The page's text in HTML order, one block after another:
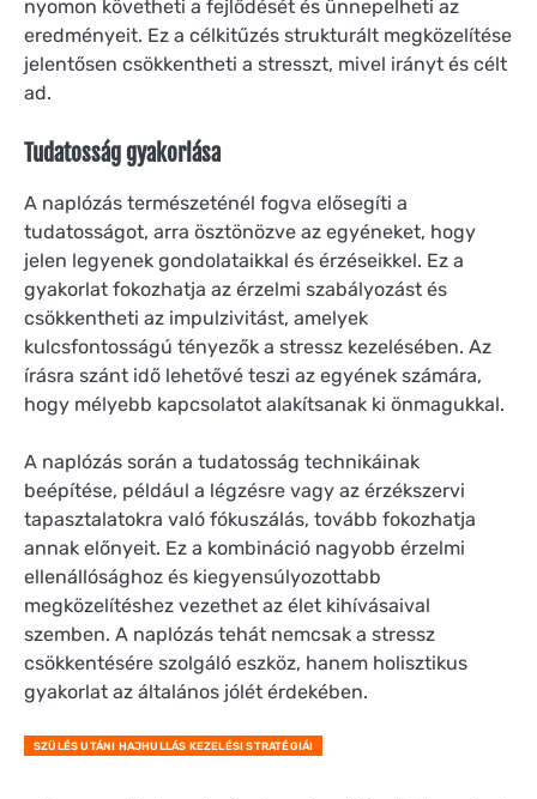
nyomon követheti a fejlődését és ünnepelheti az
eredményeit. Ez a célkitűzés strukturált megközelítése
jelentősen csökkentheti a stresszt, mivel irányt és célt
ad.
Tudatosság gyakorlása
A naplózás természeténél fogva elősegíti a
tudatosságot, arra ösztönözve az egyéneket, hogy
jelen legyenek gondolataikkal és érzéseikkel. Ez a
gyakorlat fokozhatja az érzelmi szabályozást és
csökkentheti az impulzivitást, amelyek
kulcsfontosságú tényezők a stressz kezelésében. Az
írásra szánt idő lehetővé teszi az egyének számára,
hogy mélyebb kapcsolatot alakítsanak ki önmagukkal.
A naplózás során a tudatosság technikáinak
beépítése, például a légzésre vagy az érzékszervi
tapasztalatokra való fókuszálás, tovább fokozhatja
annak előnyeit. Ez a kombináció nagyobb érzelmi
ellenállósághoz és kiegyensúlyozottabb
megközelítéshez vezethet az élet kihívásaival
szemben. A naplózás tehát nemcsak a stressz
csökkentésére szolgáló eszköz, hanem holisztikus
gyakorlat az általános jólét érdekében.
SZÜLÉS UTÁNI HAJHULLÁS KEZELÉSI STRATÉGIÁI